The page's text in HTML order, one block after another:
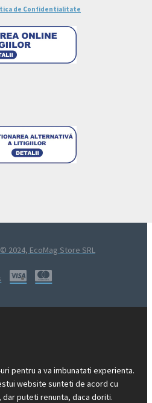
de Confidentialitate
2024, EcoMag Store SRL
pentru a va imbunatati experienta.
website sunteti de acord cu
, dar puteti renunta, daca doriti.